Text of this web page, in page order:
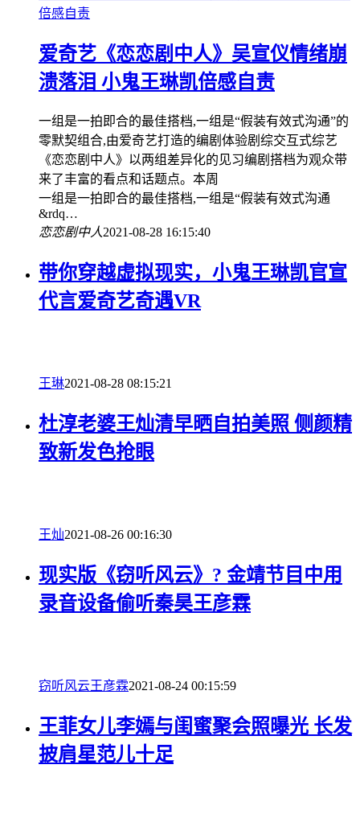
倍感自责
爱奇艺《恋恋剧中人》吴宣仪情绪崩
溃落泪 小鬼王琳凯倍感自责
一组是一拍即合的最佳搭档,一组是“假装有效式沟通”的
零默契组合,由爱奇艺打造的编剧体验剧综交互式综艺
《恋恋剧中人》以两组差异化的见习编剧搭档为观众带
来了丰富的看点和话题点。本周
一组是一拍即合的最佳搭档,一组是“假装有效式沟通
&rdq…
恋恋剧中人2021-08-28 16:15:40
带你穿越虚拟现实，小鬼王琳凯官宣
代言爱奇艺奇遇VR
王琳2021-08-28 08:15:21
杜淳老婆王灿清早晒自拍美照 侧颜精
致新发色抢眼
王灿2021-08-26 00:16:30
现实版《窃听风云》? 金靖节目中用
录音设备偷听秦昊王彦霖
窃听风云王彦霖2021-08-24 00:15:59
王菲女儿李嫣与闺蜜聚会照曝光 长发
披肩星范儿十足